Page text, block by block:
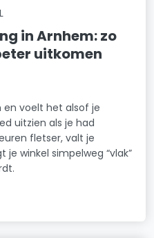
in Arnhem: zo
uitkomen
en voelt het alsof je
uitzien als je had
fletser, valt je
winkel simpelweg “vlak”